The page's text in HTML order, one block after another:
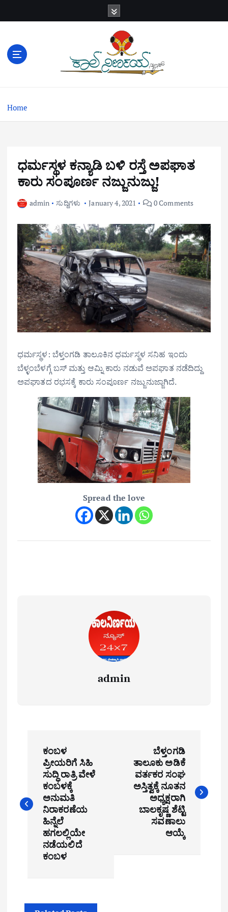
e
Home
ಧರ್ಮಸ್ಥಳ ಕನ್ಯಾಡಿ ಬಳಿ ರಸ್ತೆ ಅಪಘಾತ
ಕಾರು ಸಂಪೂರ್ಣ ನಜ್ಜುನುಜ್ಜು!
admin ಸುದ್ದಿಗಳು January 4, 2021 0 Comments
ಧರ್ಮಸ್ಥಳ: ಬೆಳ್ತಂಗಡಿ ತಾಲೂಕಿನ ಧರ್ಮಸ್ಥಳ ಸನಿಹ ಇಂದು
ಬೆಳ್ಳಂಬೆಳಗ್ಗೆ ಬಸ್ ಮತ್ತು ಆಮ್ನಿ ಕಾರು ನಡುವೆ ಅಪಘಾತ ನಡೆದಿದ್ದು
ಅಪಘಾತದ ರಭಸಕ್ಕೆ ಕಾರು ಸಂಪೂರ್ಣ ನಜ್ಜುನುಜ್ಜಾಗಿದೆ.
Spread the love
admin
t
g
ಕಂಬಳ
ಪ್ರೀಯರಿಗೆ ಸಿಹಿ
ಸುದ್ಧಿ ರಾತ್ರಿ ವೇಳೆ
ಕಂಬಳಕ್ಕೆ
ಅನುಮತಿ
ನಿರಾಕರಣೆಯ
ಹಿನ್ನೆಲೆ
ಹಗಲಲ್ಲಿಯೇ
ನಡೆಯಲಿದೆ
ಕಂಬಳ
ಬೆಳ್ತಂಗಡಿ
ತಾಲೂಕು ಅಡಿಕೆ
ವರ್ತಕರ ಸಂಘ
ಅಸ್ತಿತ್ವಕ್ಕೆ ನೂತನ
ಅಧ್ಯಕ್ಷರಾಗಿ
ಬಾಲಕೃಷ್ಣ ಶೆಟ್ಟಿ
ಸವಣಾಲು
ಆಯ್ಕೆ